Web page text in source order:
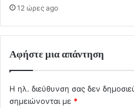
12 ώρες ago
Αφήστε μια απάντηση
Η ηλ. διεύθυνση σας δεν
σημειώνονται με *